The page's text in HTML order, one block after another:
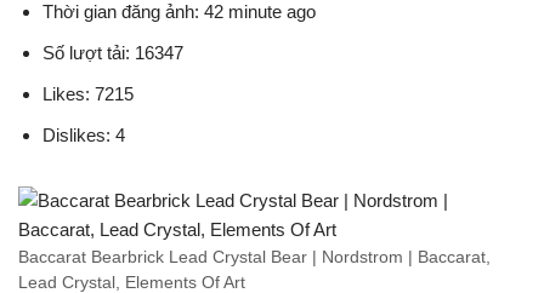
Thời gian đăng ảnh: 42 minute ago
Số lượt tải: 16347
Likes: 7215
Dislikes: 4
Baccarat Bearbrick Lead Crystal Bear | Nordstrom | Baccarat,
Lead Crystal, Elements Of Art